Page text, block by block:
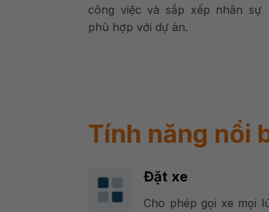
công việc và sắp xếp nhân sự
phù hợp với dự án.
Tính năng nổi
Đặt xe
Cho phép gọi xe mọi